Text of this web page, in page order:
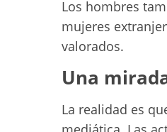
Los hombres
mujeres
valorados.
Una
La realidad es